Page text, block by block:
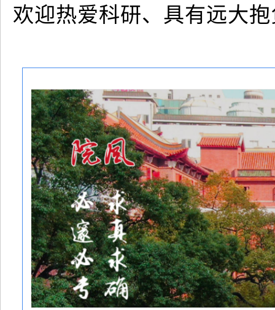
欢迎热爱科研、具有远大